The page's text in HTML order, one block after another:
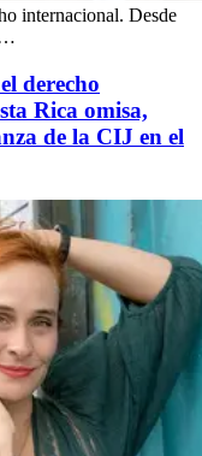
internacional. Desde
…
derecho
Rica omisa,
de la CIJ en el